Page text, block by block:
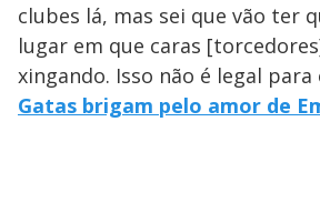
clubes lá, mas sei que vão ter
lugar em que caras
xingando. Isso não é legal
Gatas brigam pelo amor de